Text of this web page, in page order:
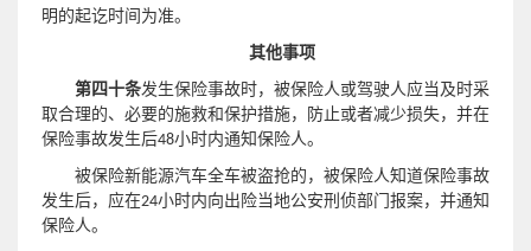
明的起讫时间为准。
其他事项
第四十条发生保险事故时，被保险人或驾驶人应当及时采
取合理的、必要的施救和保护措施，防止或者减少损失，并在
保险事故发生后48小时内通知保险人。
被保险新能源汽车全车被盗抢的，被保险人知道保险事故
发生后，应在24小时内向出险当地公安刑侦部门报案，并通知
保险人。